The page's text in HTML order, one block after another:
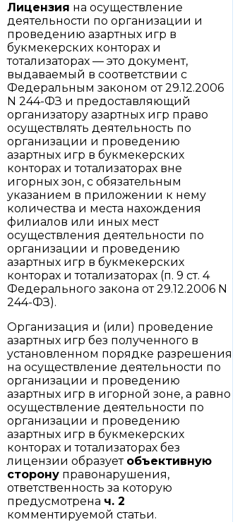
Лицензия на осуществление
деятельности по организации и
проведению азартных игр в
букмекерских конторах и
тотализаторах — это документ,
выдаваемый в соответствии с
Федеральным законом от 29.12.2006
N 244-ФЗ и предоставляющий
организатору азартных игр право
осуществлять деятельность по
организации и проведению
азартных игр в букмекерских
конторах и тотализаторах вне
игорных зон, с обязательным
указанием в приложении к нему
количества и места нахождения
филиалов или иных мест
осуществления деятельности по
организации и проведению
азартных игр в букмекерских
конторах и тотализаторах (п. 9 ст. 4
Федерального закона от 29.12.2006 N
244-ФЗ).
Организация и (или) проведение
азартных игр без полученного в
установленном порядке разрешения
на осуществление деятельности по
организации и проведению
азартных игр в игорной зоне, а равно
осуществление деятельности по
организации и проведению
азартных игр в букмекерских
конторах и тотализаторах без
лицензии образует объективную
сторону правонарушения,
ответственность за которую
предусмотрена ч. 2
комментируемой статьи.